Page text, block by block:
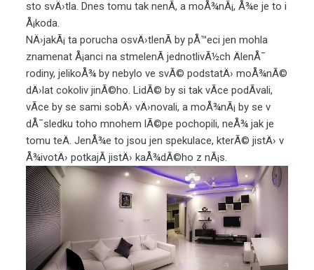
sto svÄ›tla. Dnes tomu tak nenÃ­, a moÅ¾nÃ¡, Å¾e je to i
Å¡koda.
NÄ›jakÃ¡ ta porucha osvÄ›tlenÃ­ by pÅ™eci jen mohla
znamenat Å¡anci na stmelenÃ­ jednotlivÃ½ch ÄlenÅ¯
rodiny, jelikoÅ¾ by nebylo ve svÃ© podstatÄ› moÅ¾nÃ©
dÄ›lat cokoliv jinÃ©ho. LidÃ© by si tak vÃ­ce podÃ­vali,
vÃ­ce by se sami sobÄ› vÄ›novali, a moÅ¾nÃ¡ by se v
dÅ¯sledku toho mnohem lÃ©pe pochopili, neÅ¾ jak je
tomu teÄ. JenÅ¾e to jsou jen spekulace, kterÃ© jistÄ› v
Å¾ivotÄ› potkajÃ­ jistÄ› kaÅ¾dÃ©ho z nÃ¡s.